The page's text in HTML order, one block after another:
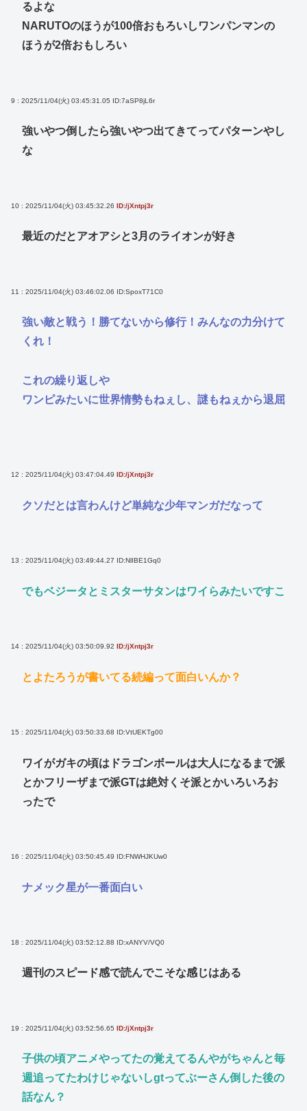
るよな
NARUTOのほうが100倍おもろいしワンパンマンの
ほうが2倍おもしろい
9 : 2025/11/04(火) 03:45:31.05 ID:7aSP8jL6r
強いやつ倒したら強いやつ出てきてってパターンやし
な
10 : 2025/11/04(火) 03:45:32.26 ID:/jXntpj3r
最近のだとアオアシと3月のライオンが好き
11 : 2025/11/04(火) 03:46:02.06 ID:SpoxT71C0
強い敵と戦う！勝てないから修行！みんなの力分けて
くれ！
これの繰り返しや
ワンピみたいに世界情勢もねぇし、謎もねぇから退屈
12 : 2025/11/04(火) 03:47:04.49 ID:/jXntpj3r
クソだとは言わんけど単純な少年マンガだなって
13 : 2025/11/04(火) 03:49:44.27 ID:NlIBE1Gq0
でもベジータとミスターサタンはワイらみたいですこ
14 : 2025/11/04(火) 03:50:09.92 ID:/jXntpj3r
とよたろうが書いてる続編って面白いんか？
15 : 2025/11/04(火) 03:50:33.68 ID:VtUEKTg00
ワイがガキの頃はドラゴンボールは大人になるまで派
とかフリーザまで派GTは絶対くそ派とかいろいろお
ったで
16 : 2025/11/04(火) 03:50:45.49 ID:FNWHJKUw0
ナメック星が一番面白い
18 : 2025/11/04(火) 03:52:12.88 ID:xANYV/VQ0
週刊のスピード感で読んでこそな感じはある
19 : 2025/11/04(火) 03:52:56.65 ID:/jXntpj3r
子供の頃アニメやってたの覚えてるんやがちゃんと毎
週追ってたわけじゃないしgtってぶーさん倒した後の
話なん？